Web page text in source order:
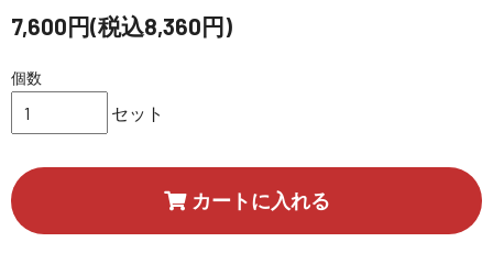
7,600円(税込8,360円)
個数
セット
カートに入れる